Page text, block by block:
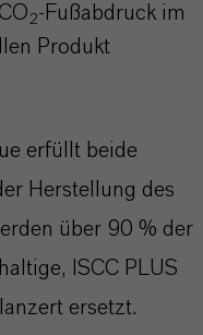
2-Fußabdruck im
Produkt
erfüllt beide
Herstellung des
über 90 % der
ISCC PLUS
ersetzt.